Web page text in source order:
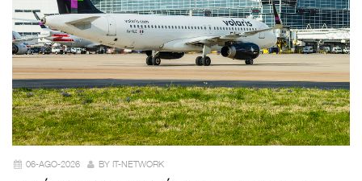
06-AGO-2026 BY IT-NETWORK